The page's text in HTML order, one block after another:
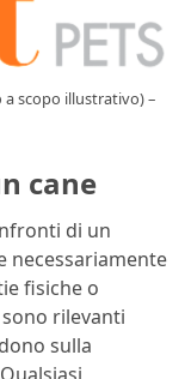
scopo illustrativo) –
cane
di un
necessariamente
fisiche o
rilevanti
sulla